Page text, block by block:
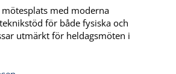
mötesplats med moderna
för både fysiska och
utmärkt för heldagsmöten i